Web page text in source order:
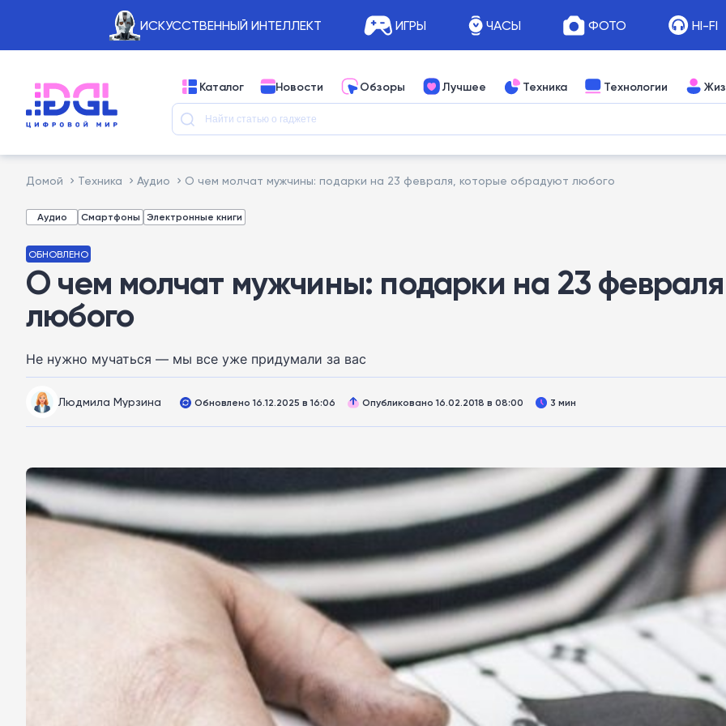
ИСКУССТВЕННЫЙ ИНТЕЛЛЕКТ ИГРЫ ЧАСЫ ФОТО HI-FI
Каталог Новости Обзоры Лучшее Техника Технологии
Домой Техника Аудио О чем молчат мужчины: подарки на 23 февраля, которые обрадуют любого
Аудио Смартфоны Электронные книги
ОБНОВЛЕНО
О чем молчат мужчины: подарки на 23
любого
Не нужно мучаться — мы все уже придумали за вас
Людмила Мурзина Обновлено 16.12.2025 в 16:06 Опубликовано 16.02.2018 в 08:00 3 мин